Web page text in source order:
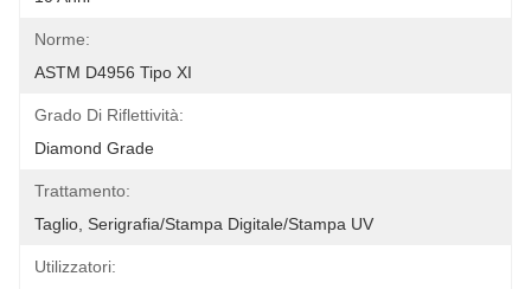
Norme:
ASTM D4956 Tipo XI
Grado Di Riflettività:
Diamond Grade
Trattamento:
Taglio, Serigrafia/stampa Digitale/stampa UV
Utilizzatori: